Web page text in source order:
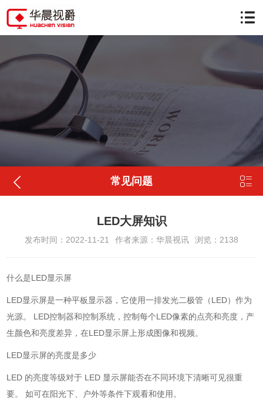
 常见问题 
LED大屏知识
发布时间：2022-11-21 作者来源：华晨视讯 浏览：2138
什么是LED显示屏
LED显示屏是一种平板显示器，它使用一排发光二极管（LED）作为
光源。 LED控制器和控制系统，控制每个LED像素的点亮和亮度，产
生颜色和亮度差异，在LED显示屏上形成图像和视频。
LED显示屏的亮度是多少
LED 的亮度等级对于 LED 显示屏能否在不同环境下清晰可见很重
要。 如可在阳光下、户外等条件下观看和使用。